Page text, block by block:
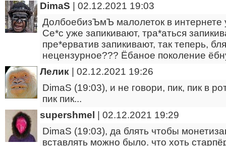
DimaS
02.12.2021 19:03
ДолбоебизЪмЪ малолеток в интернете
Се*с уже запикивают, тра*аться
пре*ерватив запикивают, так теперь,
нецензурное??? Ёбаное поколение
Лелик
02.12.2021 19:26
DimaS (19:03), и не говори, пик, пик в
пик пик...
supershmel
02.12.2021 19:29
DimaS (19:03), да блять чтобы
вставлять можно было. что хоть